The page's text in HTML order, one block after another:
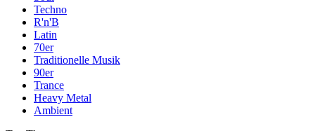
Techno
R'n'B
Latin
70er
Traditionelle Musik
90er
Trance
Heavy Metal
Ambient